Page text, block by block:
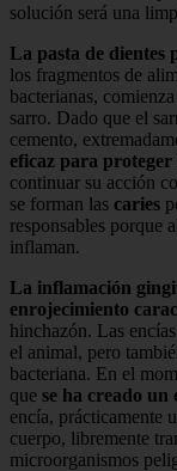
solución será una
La pasta de dientes
los fragmentos de
bacterianas,
sarro. Dado que el
cemento,
eficaz para proteger
continuar su acción
se forman las caries
responsables porque
inflaman.
La inflamación
enrojecimiento
hinchazón. Las
el animal, pero
bacteriana. En el
que se ha creado
encía, prácticamente
cuerpo, libremente
microorganismos